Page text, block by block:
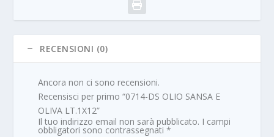
RECENSIONI (0)
Ancora non ci sono recensioni.
Recensisci per primo “0714-DS OLIO SANSA E
OLIVA LT.1X12”
Il tuo indirizzo email non sarà pubblicato. I campi
obbligatori sono contrassegnati*